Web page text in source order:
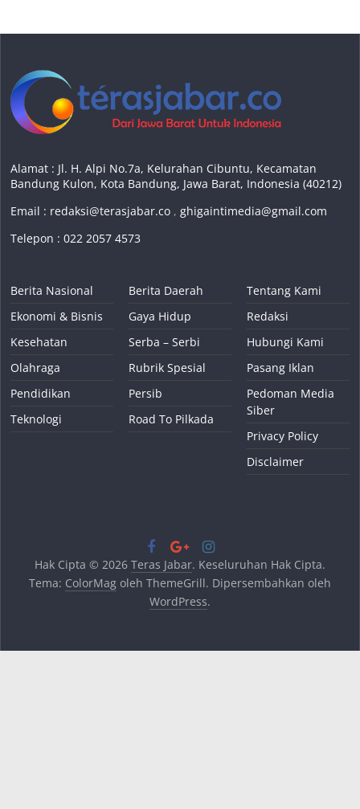
Alamat : Jl. H. Alpi No.7a, Kelurahan Cibuntu, Kecamatan
Bandung Kulon, Kota Bandung, Jawa Barat, Indonesia (40212)
Email : redaksi@terasjabar.co ,ghigaintimedia@gmail.com
Telepon : 022 2057 4573
Berita Nasional
Ekonomi & Bisnis
Kesehatan
Olahraga
Pendidikan
Teknologi
Berita Daerah
Gaya Hidup
Serba – Serbi
Rubrik Spesial
Persib
Road To Pilkada
Tentang Kami
Redaksi
Hubungi Kami
Pasang Iklan
Pedoman Media
Siber
Privacy Policy
Disclaimer
Hak Cipta © 2026 Teras Jabar. Keseluruhan Hak Cipta.
Tema: ColorMagoleh ThemeGrill. Dipersembahkan oleh
WordPress.